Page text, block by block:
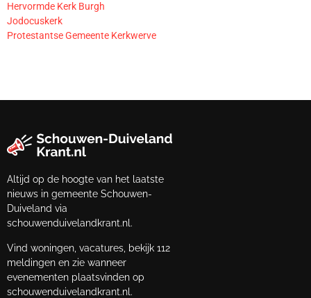
Hervormde Kerk Burgh
Jodocuskerk
Protestantse Gemeente Kerkwerve
Altijd op de hoogte van het laatste
nieuws in gemeente Schouwen-
Duiveland via
schouwenduivelandkrant.nl.
Vind woningen, vacatures, bekijk 112
meldingen en zie wanneer
evenementen plaatsvinden op
schouwenduivelandkrant.nl.